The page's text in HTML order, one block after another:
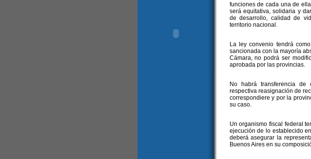
funciones de cada una de
será equitativa, solidaria y
de desarrollo, calidad de
territorio nacional.
La ley convenio tendrá
sancionada con la mayoría
Cámara, no podrá ser
aprobada por las provincias.
No habrá transferencia de
respectiva reasignación de
correspondiere y por la
su caso.
Un organismo fiscal federal
ejecución de lo establecido
deberá asegurar la
Buenos Aires en su